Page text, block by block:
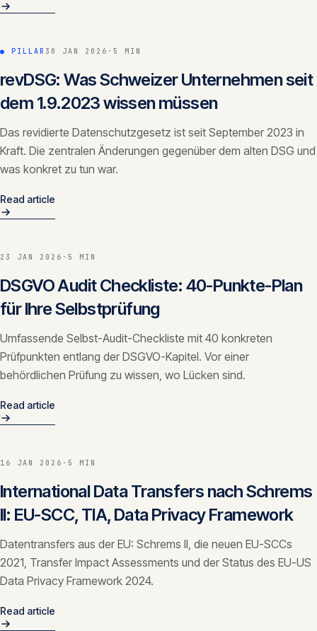
● PILLAR 30 JAN 2026 · 5 MIN
revDSG: Was Schweizer Unternehmen seit
dem 1.9.2023 wissen müssen
Das revidierte Datenschutzgesetz ist seit September 2023 in
Kraft. Die zentralen Änderungen gegenüber dem alten DSG und
was konkret zu tun war.
Read article
23 JAN 2026 · 5 MIN
DSGVO Audit Checkliste: 40-Punkte-Plan
für Ihre Selbstprüfung
Umfassende Selbst-Audit-Checkliste mit 40 konkreten
Prüfpunkten entlang der DSGVO-Kapitel. Vor einer
behördlichen Prüfung zu wissen, wo Lücken sind.
Read article
16 JAN 2026 · 5 MIN
International Data Transfers nach Schrems
II: EU-SCC, TIA, Data Privacy Framework
Datentransfers aus der EU: Schrems II, die neuen EU-SCCs
2021, Transfer Impact Assessments und der Status des EU-US
Data Privacy Framework 2024.
Read article